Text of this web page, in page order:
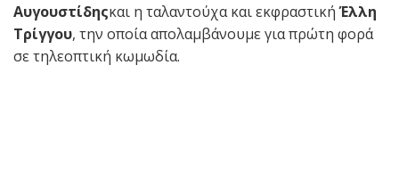
Αυγουστίδηςκαι η ταλαντούχα και εκφραστικήΈλλη
Τρίγγου, την οποία απολαμβάνουμε για πρώτη φορά
σε τηλεοπτική κωμωδία.